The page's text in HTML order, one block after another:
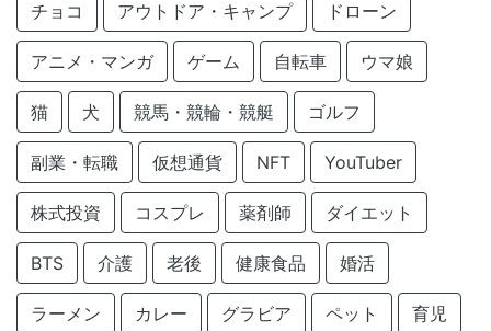
チョコ アウトドア・キャンプ ドローン
アニメ・マンガ ゲーム 自転車 ウマ娘
猫 犬 競馬・競輪・競艇 ゴルフ
副業・転職 仮想通貨 NFT YouTuber
株式投資 コスプレ 薬剤師 ダイエット
BTS 介護 老後 健康食品 婚活
ラーメン カレー グラビア ペット 育児